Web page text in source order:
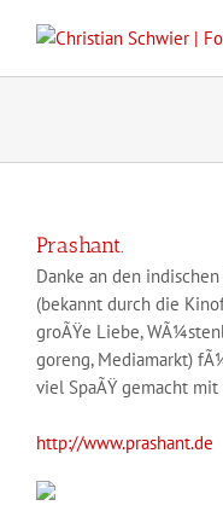
Inhalt
Prashant.
Danke an den
(bekannt durch die
groÃŸe Liebe,
goreng, Mediamarkt)
viel SpaÃŸ gemacht
http://www.prashant.de